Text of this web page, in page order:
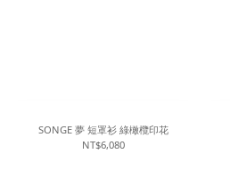
SONGE 夢 短罩衫 綠橄欖印花
NT$6,080